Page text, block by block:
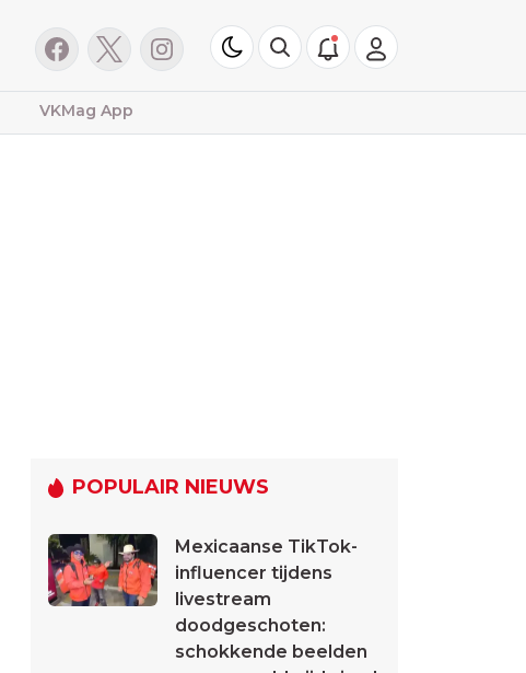
VKMag App
POPULAIR NIEUWS
Mexicaanse TikTok-
influencer tijdens
livestream
doodgeschoten:
schokkende beelden